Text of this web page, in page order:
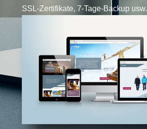
SSL-Zertifikate, 7-Tage-Backup usw.